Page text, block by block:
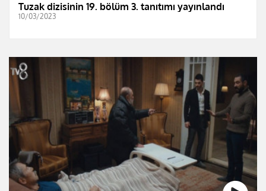
Tuzak dizisinin 19. bölüm 3. tanıtımı yayınlandı
10/03/2023